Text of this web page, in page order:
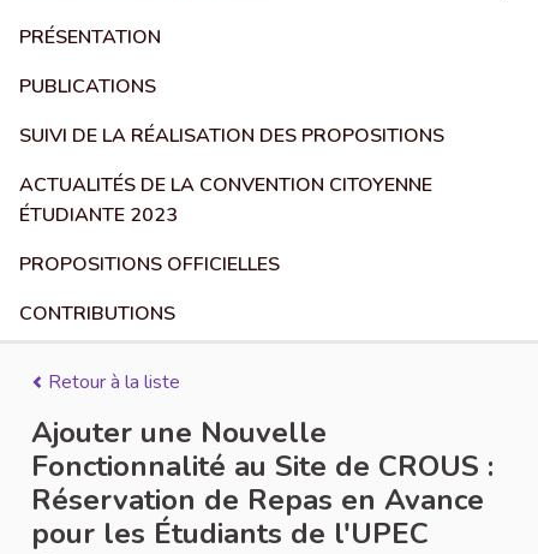
PRÉSENTATION
PUBLICATIONS
SUIVI DE LA RÉALISATION DES PROPOSITIONS
ACTUALITÉS DE LA CONVENTION CITOYENNE
ÉTUDIANTE 2023
PROPOSITIONS OFFICIELLES
CONTRIBUTIONS
Retour à la liste
Ajouter une Nouvelle
Fonctionnalité au Site de CROUS :
Réservation de Repas en Avance
pour les Étudiants de l'UPEC